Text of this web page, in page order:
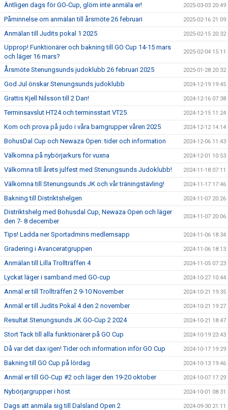
Äntligen dags för GO-Cup, glöm inte anmäla er! 2025-03-03 20:49
Påminnelse om anmälan till årsmöte 26 februari 2025-02-16 21:09
Anmälan till Judits pokal 1 2025 2025-02-15 20:32
Upprop! Funktionärer och bakning till GO Cup 14-15 mars
och läger 16 mars?
2025-02-04 15:11
Årsmöte Stenungsunds judoklubb 26 februari 2025 2025-01-28 20:32
God Jul önskar Stenungsunds judoklubb 2024-12-19 19:45
Grattis Kjell Nilsson till 2 Dan! 2024-12-16 07:38
Terminsavslut HT24 och terminsstart VT25 2024-12-15 11:24
Kom och prova på judo i våra barngrupper våren 2025 2024-12-12 14:14
BohusDal Cup och Newaza Open: tider och information 2024-12-06 11:43
Välkomna på nybörjarkurs för vuxna 2024-12-01 10:53
Välkomna till årets julfest med Stenungsunds Judoklubb! 2024-11-18 07:11
Välkomna till Stenungsunds JK och vår träningstävling! 2024-11-17 17:46
Bakning till Distriktshelgen 2024-11-07 20:26
Distriktshelg med Bohusdal Cup, Newaza Open och läger
den 7- 8 december
2024-11-07 20:06
Tips! Ladda ner Sportadmins medlemsapp 2024-11-06 18:34
Gradering i Avanceratgruppen 2024-11-06 18:13
Anmälan till Lilla Trollträffen 4 2024-11-05 07:23
Lyckat läger i samband med GO-cup 2024-10-27 10:44
Anmäl er till Trollträffen 2 9-10 November 2024-10-21 19:35
Anmäl er till Judits Pokal 4 den 2 november 2024-10-21 19:27
Resultat Stenungsunds JK GO-Cup 2 2024 2024-10-21 18:47
Stort Tack till alla funktionärer på GO Cup 2024-10-19 23:43
Då var det dax igen! Tider och information inför GO Cup 2024-10-17 19:29
Bakning till GO Cup på lördag 2024-10-13 19:46
Anmäl er till GO-Cup #2 och läger den 19-20 oktober 2024-10-07 17:29
Nybörjargrupper i höst 2024-10-01 08:31
Dags att anmäla sig till Dalsland Open 2 2024-09-30 21:11